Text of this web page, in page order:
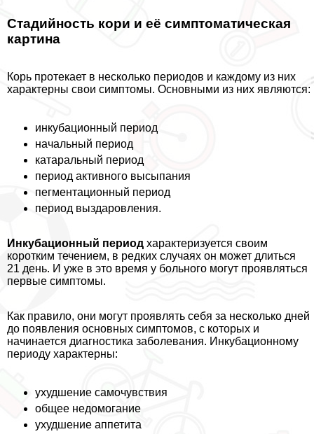
Стадийность кори и её симптоматическая
картина
Корь протекает в несколько периодов и каждому из них
хаpaктерны свои симптомы. Основными из них являются:
инкубационный период
начальный период
катаральный период
период активного высыпания
пегментационный период
период выздаровления.
Инкубационный период хаpaктеризуется своим
коротким течением, в редких случаях он может длиться
21 день. И уже в это время у больного могут проявляться
первые симптомы.
Как правило, они могут проявлять себя за несколько дней
до появления основных симптомов, с которых и
начинается диагностика заболевания. Инкубационному
периоду хаpaктерны:
ухудшение самочувствия
общее недомогание
ухудшение аппетита